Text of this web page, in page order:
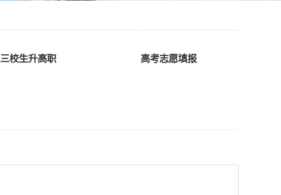
三校生升高职 高考志愿填报